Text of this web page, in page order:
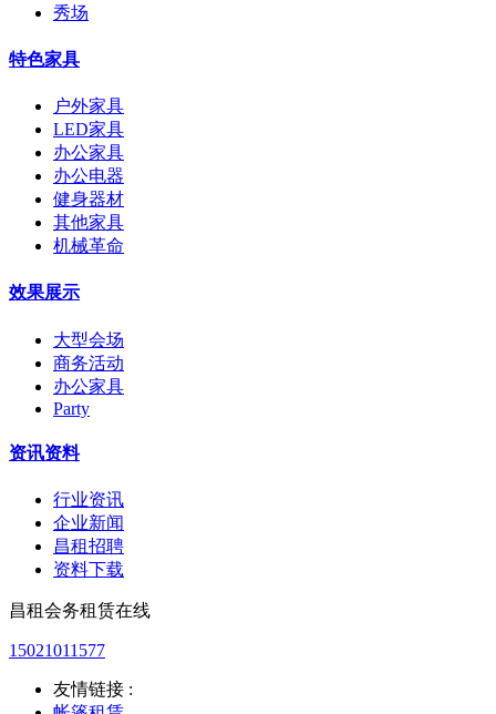
秀场
特色家具
户外家具
LED家具
办公家具
办公电器
健身器材
其他家具
机械革命
效果展示
大型会场
商务活动
办公家具
Party
资讯资料
行业资讯
企业新闻
昌租招聘
资料下载
昌租会务租赁在线
15021011577
友情链接 :